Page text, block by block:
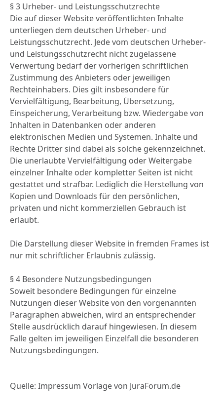
§ 3 Urheber- und Leistungsschutzrechte
Die auf dieser Website veröffentlichten Inhalte
unterliegen dem deutschen Urheber- und
Leistungsschutzrecht. Jede vom deutschen Urheber-
und Leistungsschutzrecht nicht zugelassene
Verwertung bedarf der vorherigen schriftlichen
Zustimmung des Anbieters oder jeweiligen
Rechteinhabers. Dies gilt insbesondere für
Vervielfältigung, Bearbeitung, Übersetzung,
Einspeicherung, Verarbeitung bzw. Wiedergabe von
Inhalten in Datenbanken oder anderen
elektronischen Medien und Systemen. Inhalte und
Rechte Dritter sind dabei als solche gekennzeichnet.
Die unerlaubte Vervielfältigung oder Weitergabe
einzelner Inhalte oder kompletter Seiten ist nicht
gestattet und strafbar. Lediglich die Herstellung von
Kopien und Downloads für den persönlichen,
privaten und nicht kommerziellen Gebrauch ist
erlaubt.
Die Darstellung dieser Website in fremden Frames ist
nur mit schriftlicher Erlaubnis zulässig.
§ 4 Besondere Nutzungsbedingungen
Soweit besondere Bedingungen für einzelne
Nutzungen dieser Website von den vorgenannten
Paragraphen abweichen, wird an entsprechender
Stelle ausdrücklich darauf hingewiesen. In diesem
Falle gelten im jeweiligen Einzelfall die besonderen
Nutzungsbedingungen.
Quelle: Impressum Vorlage von JuraForum.de